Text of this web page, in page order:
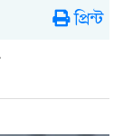
প্রিন্ট